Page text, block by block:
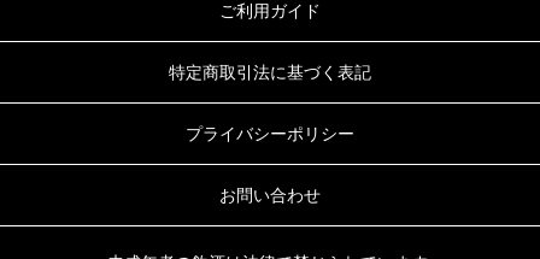
ご利用ガイド
特定商取引法に基づく表記
プライバシーポリシー
お問い合わせ